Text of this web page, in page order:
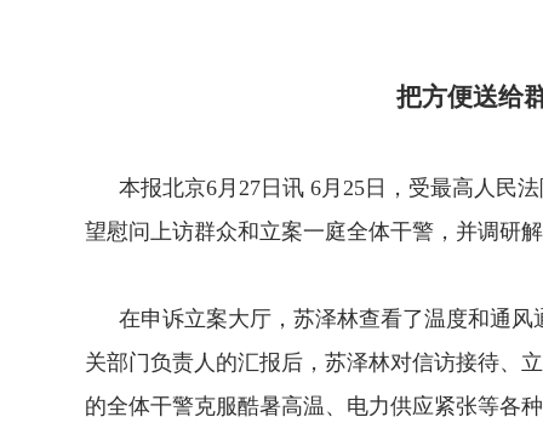
把方便送给群众 把困
本报北京6月27日讯 6月25日，受最高人民
望慰问上访群众和立案一庭全体干警，并调研
在申诉立案大厅，苏泽林查看了温度和通风
关部门负责人的汇报后，苏泽林对信访接待、
的全体干警克服酷暑高温、电力供应紧张等各